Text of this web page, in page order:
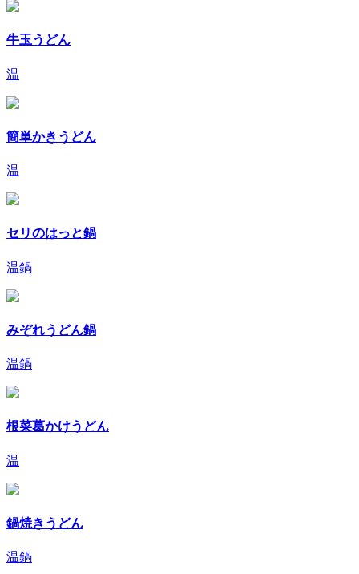
牛玉うどん
温
簡単かきうどん
温
セリのはっと鍋
温鍋
みぞれうどん鍋
温鍋
根菜葛かけうどん
温
鍋焼きうどん
温鍋